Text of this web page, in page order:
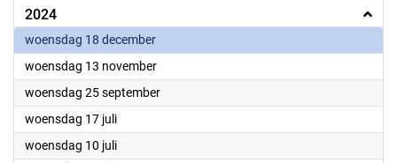
2024
woensdag 18 december2024
woensdag 13 november2024
woensdag 25 september2024
woensdag 17 juli2024
woensdag 10 juli2024